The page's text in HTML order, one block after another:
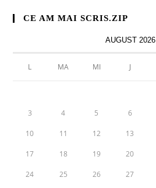
CE AM MAI SCRIS.ZIP
AUGUST 2026
L MA MI J
3 4 5 6
10 11 12 13
17 18 19 20
24 25 26 27